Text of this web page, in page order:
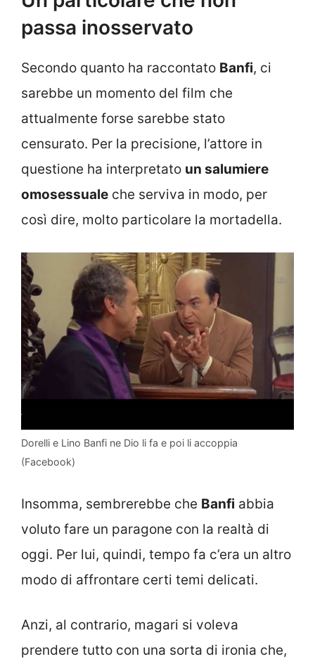
passa inosservato
Secondo quanto ha raccontato Banfi, ci
sarebbe un momento del film che
attualmente forse sarebbe stato
censurato. Per la precisione, l’attore in
questione ha interpretato un salumiere
omosessuale che serviva in modo, per
così dire, molto particolare la mortadella.
Dorelli e Lino Banfi ne Dio li fa e poi li accoppia
(Facebook)
Insomma, sembrerebbe che Banfi abbia
voluto fare un paragone con la realtà di
oggi. Per lui, quindi, tempo fa c’era un altro
modo di affrontare certi temi delicati.
Anzi, al contrario, magari si voleva
prendere tutto con una sorta di ironia che,